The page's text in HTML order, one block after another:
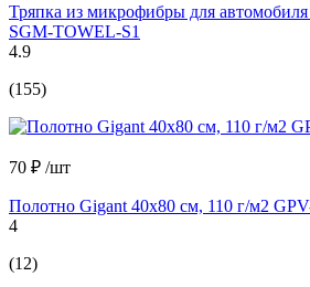
Тряпка из микрофибры для
SGM-TOWEL-S1
4.9
(155)
70 ₽ /шт
Полотно Gigant 40x80 см, 110 г/м2
4
(12)